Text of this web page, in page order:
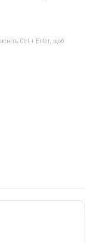
Ctrl + Enter, щоб